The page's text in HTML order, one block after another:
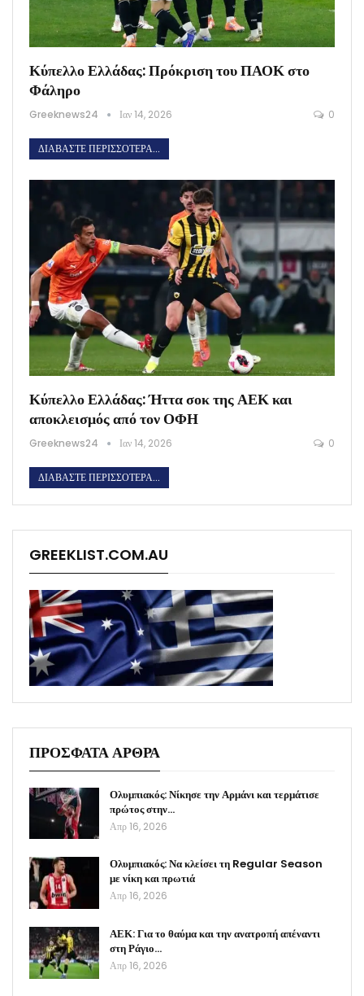
Κύπελλο Ελλάδας: Πρόκριση του ΠΑΟΚ στο
Φάληρο
Greeknews24 Ιαν 14, 2026 0
ΔΙΑΒΆΣΤΕ ΠΕΡΙΣΣΌΤΕΡΑ...
Κύπελλο Ελλάδας: Ήττα σοκ της ΑΕΚ και
αποκλεισμός από τον ΟΦΗ
Greeknews24 Ιαν 14, 2026 0
ΔΙΑΒΆΣΤΕ ΠΕΡΙΣΣΌΤΕΡΑ...
GREEKLIST.COM.AU
ΠΡΟΣΦΑΤΑ ΑΡΘΡΑ
Ολυμπιακός: Νίκησε την Αρμάνι και τερμάτισε
πρώτος στην…
Απρ 16, 2026
Ολυμπιακός: Να κλείσει τη Regular Season
με νίκη και πρωτιά
Απρ 16, 2026
ΑΕΚ: Για το θαύμα και την ανατροπή απέναντι
στη Ράγιο…
Απρ 16, 2026